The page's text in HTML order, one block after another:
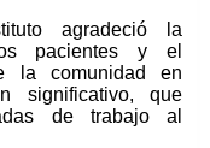
agradeció la
pacientes y el
la comunidad en
significativo, que
de trabajo al